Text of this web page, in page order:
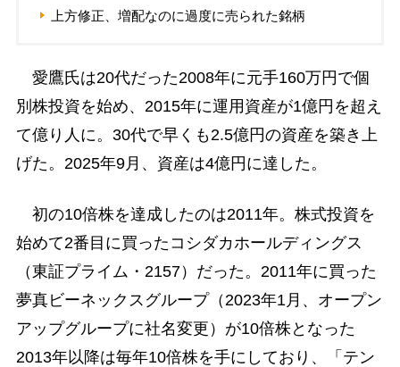
上方修正、増配なのに過度に売られた銘柄
愛鷹氏は20代だった2008年に元手160万円で個
別株投資を始め、2015年に運用資産が1億円を超え
て億り人に。30代で早くも2.5億円の資産を築き上
げた。2025年9月、資産は4億円に達した。
初の10倍株を達成したのは2011年。株式投資を
始めて2番目に買ったコシダカホールディングス
（東証プライム・2157）だった。2011年に買った
夢真ビーネックスグループ（2023年1月、オープン
アップグループに社名変更）が10倍株となった
2013年以降は毎年10倍株を手にしており、「テン